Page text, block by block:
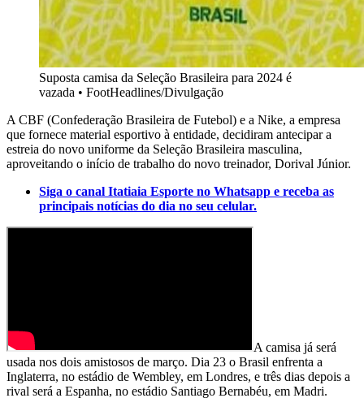
Suposta camisa da Seleção Brasileira para 2024 é
vazada • FootHeadlines/Divulgação
A CBF (Confederação Brasileira de Futebol) e a Nike, a empresa
que fornece material esportivo à entidade, decidiram antecipar a
estreia do novo uniforme da Seleção Brasileira masculina,
aproveitando o início de trabalho do novo treinador, Dorival Júnior.
Siga o canal Itatiaia Esporte no Whatsapp e receba as
principais notícias do dia no seu celular.
A camisa já será
usada nos dois amistosos de março. Dia 23 o Brasil enfrenta a
Inglaterra, no estádio de Wembley, em Londres, e três dias depois a
rival será a Espanha, no estádio Santiago Bernabéu, em Madri.